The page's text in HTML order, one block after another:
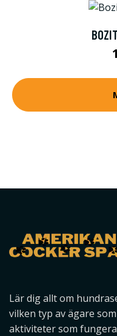
Lär dig allt om
vilken typ av ägare
aktiviteter som